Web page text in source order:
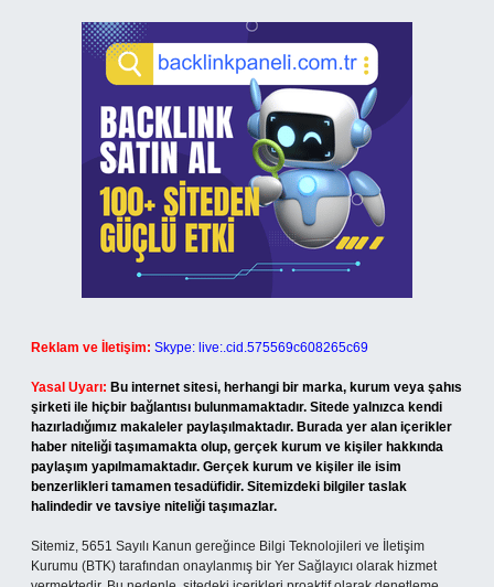
Reklam ve İletişim: Skype: live:.cid.575569c608265c69
Yasal Uyarı: Bu internet sitesi, herhangi bir marka, kurum veya şahıs
şirketi ile hiçbir bağlantısı bulunmamaktadır. Sitede yalnızca kendi
hazırladığımız makaleler paylaşılmaktadır. Burada yer alan içerikler
haber niteliği taşımamakta olup, gerçek kurum ve kişiler hakkında
paylaşım yapılmamaktadır. Gerçek kurum ve kişiler ile isim
benzerlikleri tamamen tesadüfidir. Sitemizdeki bilgiler taslak
halindedir ve tavsiye niteliği taşımazlar.
Sitemiz, 5651 Sayılı Kanun gereğince Bilgi Teknolojileri ve İletişim
Kurumu (BTK) tarafından onaylanmış bir Yer Sağlayıcı olarak hizmet